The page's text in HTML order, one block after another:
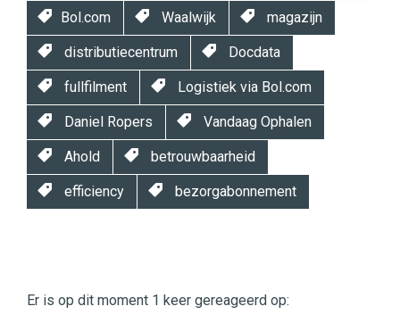
Bol.com Waalwijk magazijn
distributiecentrum Docdata
fullfilment Logistiek via Bol.com
Daniel Ropers Vandaag Ophalen
Ahold betrouwbaarheid
efficiency bezorgabonnement
|
Digital
Er is op dit moment 1 keer gereageerd op: